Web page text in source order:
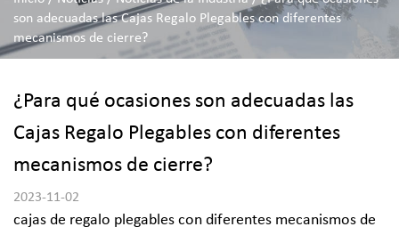
son adecuadas las Cajas Regalo Plegables con diferentes
mecanismos de cierre?
¿Para qué ocasiones son adecuadas las
Cajas Regalo Plegables con diferentes
mecanismos de cierre?
2023-11-02
cajas de regalo plegables con diferentes mecanismos de